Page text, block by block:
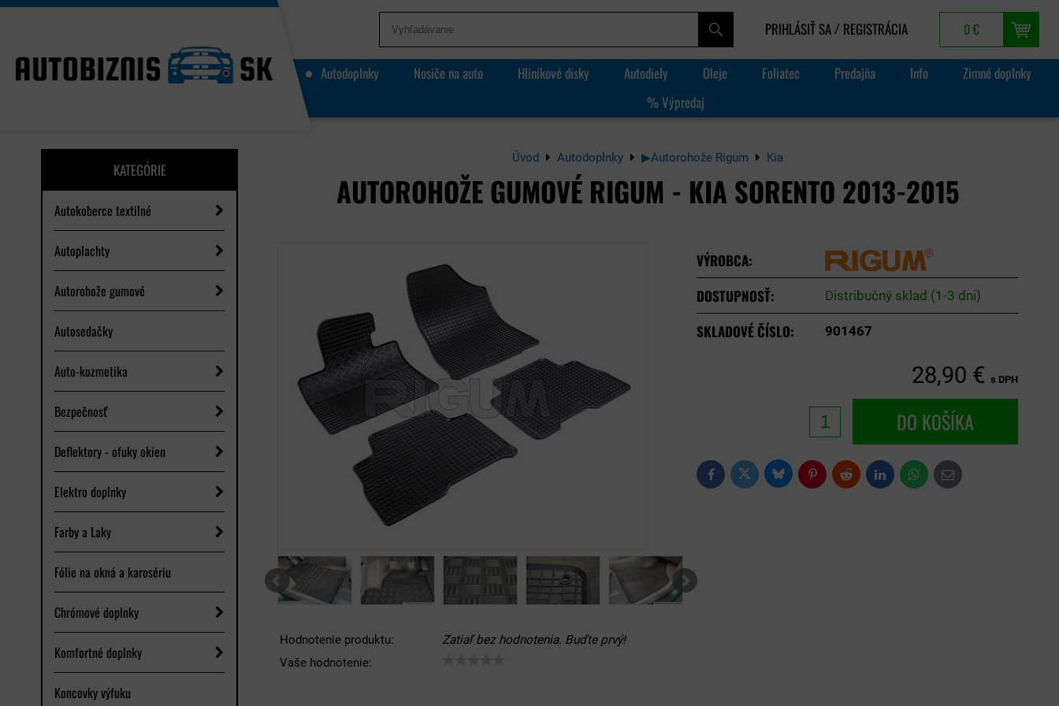
PRIHLÁSIŤ SA / REGISTRÁCIA 0 €
Autodoplnky Nosiče na auto Hliníkové disky Autodiely Oleje Foliatec Predajňa Info
Zimné doplnky
% Výpredaj
KATEGÓRIE
Autokoberce textilné
Autoplachty
Autorohože gumové
Autosedačky
Auto-kozmetika
Bezpečnosť
Deflektory - ofuky okien
Elektro doplnky
Farby a Laky
Fólie na okná a karosériu
Chrómové doplnky
Komfortné doplnky
Koncovky výfuku
Úvod Autodoplnky ▶Autorohože Rigum Kia
AUTOROHOŽE GUMOVÉ RIGUM - KIA SORENTO 2013-2015
Hodnotenie produktu:
Zatiaľ bez hodnotenia. Buďte prvý!
Vaše hodnotenie:
VÝROBCA:
DOSTUPNOSŤ:
Distribučný sklad (1-3 dni)
SKLADOVÉ ČÍSLO: 901467
28,90 € s DPH
DO KOŠÍKA
FacebookTwitter BlueskyPinterestReddit LinkedInWhatsApp
E-
mail